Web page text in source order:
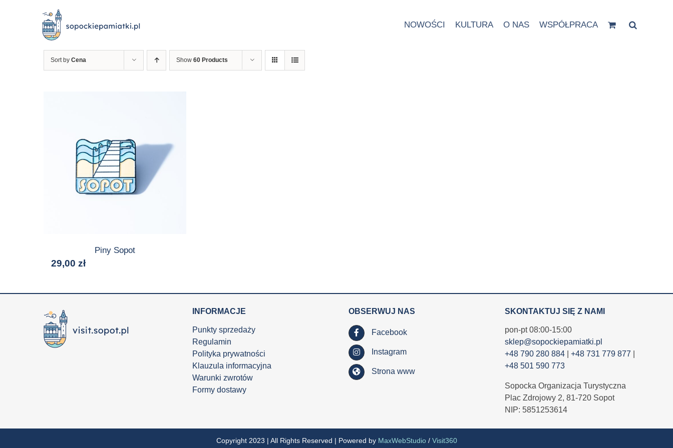
NOWOŚCI KULTURA O NAS WSPÓŁPRACA
Sort by Cena Show 60 Products
Piny Sopot
29,00 zł
INFORMACJE
Punkty sprzedaży
Regulamin
Polityka prywatności
Klauzula informacyjna
Warunki zwrotów
Formy dostawy
OBSERWUJ NAS
Facebook
Instagram
Strona www
SKONTAKTUJ SIĘ Z NAMI
pon-pt 08:00-15:00
sklep@sopockiepamiatki.pl
+48 790 280 884| +48 731 779 877
+48 501 590 773
Sopocka Organizacja Turystyczna
Plac Zdrojowy 2, 81-720 Sopot
NIP: 5851253614
Copyright 2023 | All Rights Reserved | Powered by MaxWebStudio/ Visit360